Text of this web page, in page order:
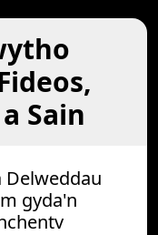
Sain
Delweddau
gyda'n